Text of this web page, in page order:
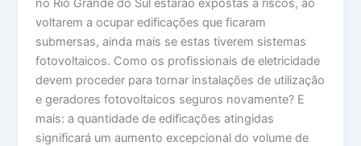
no Rio Grande do Sul estarão expostas a riscos, ao
voltarem a ocupar edificações que ficaram
submersas, ainda mais se estas tiverem sistemas
fotovoltaicos. Como os profissionais de eletricidade
devem proceder para tornar instalações de utilização
e geradores fotovoltaicos seguros novamente? E
mais: a quantidade de edificações atingidas
significará um aumento excepcional do volume de